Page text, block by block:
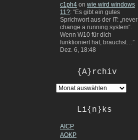
c1ph4 on wie wird windows
11?: “Es gibt ein gutes
Sprichwort aus der IT: „never
change a running system“.
Wenn W10 für dich
funktioniert hat, brauchst…”
Dez. 6, 18:48
{A}rchiv
Li{n}ks
AICP
AOKP